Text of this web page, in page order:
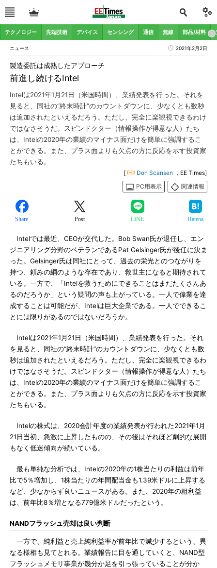
テクノロジー 先端技術 デバイス センシング 通信 無線 部品/材料
ニュース 2021年2月2日
前進し続けるIntel
製造委託は成熟したアプローチ
Intelは2021年1月21日（米国時間）、業績発表を行った。それを
見ると、同社の“終末時計”のカウントダウンに、少なくとも数秒
は追加されたといえるだろう。ただし、完全に楽観視できるわけ
ではなさそうだ。スピンドクター（情報操作が得意な人）たち
は、Intelの2020年の業績のマイナス面だけを簡単に強調するこ
とができる。また、プラス面よりも欠点の方に反応を示す投資家
たちもいる。
[ Don Scansen ，EE Times]
PC用表示
関連情報
Share Post LINE Hatena
Intelでは最近、CEOが交代した。Bob Swan氏が退任し、エン
ジニアリング分野のベテランであるPat Gelsinger氏が後任に決ま
った。Gelsinger氏は同社にとって、過去の栄光とのつながりを
持つ、頼みの綱のような存在であり、救世主になると期待されて
いる。一方で、「Intelを救うためにできることはまだたくさんあ
るのだろうか」という疑問の声も上がっている。一人で偉業を達
成することは可能だが、Intelは巨大企業である。一人でできるこ
とには限りがあるのではないだろうか。
Intelは2021年1月21日（米国時間）、業績発表を行った。それ
を見ると、同社の“終末時計”のカウントダウンに、少なくとも数
秒は追加されたといえるだろう。ただし、完全に楽観視できるわ
けではなさそうだ。スピンドクター（情報操作が得意な人）たち
は、Intelの2020年の業績のマイナス面だけを簡単に強調するこ
とができる。また、プラス面よりも欠点の方に反応を示す投資家
たちもいる。
Intelの株式は、2020会計年度の業績発表が行われた2021年1月
21日当初、急激に上昇したものの、その後はそれほど劇的な展開
もなく低迷傾向が続いている。
最も単純な分析では、Intelの2020年の1株当たりの利益は前年
比で5％増加し、1株当たりの年間配当金も1.39米ドルに上昇する
など、少なからず良いニュースがある。また、2020年の粗利益
は、前年比8％増となる779億米ドルだったという。
NANDフラッシュ売却は良い判断
一方で、純利益と売上純利益率が前年比で減少するという、異
なる様相も見てとれる。業績報告に目を通していくと、NAND型
フラッシュメモリ事業が幾分か足を引っ張っていることが分か